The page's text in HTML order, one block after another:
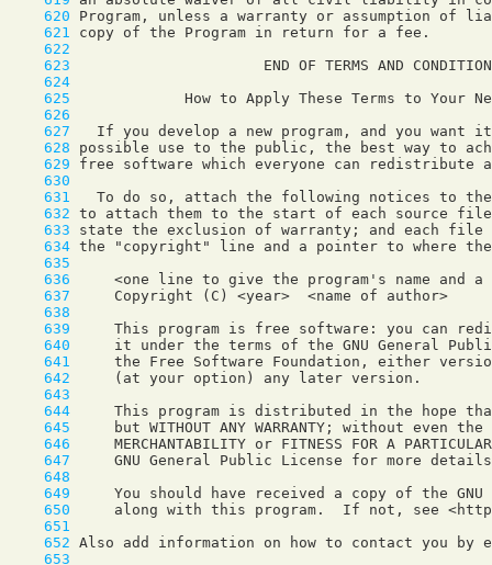
    620
    621
    622
    623
    624
    625
    626
    627
    628
    629
    630
    631
    632
    633
    634
    635
    636
    637
    638
    639
    640
    641
    642
    643
    644
    645
    646
    647
    648
    649
    650
    651
    652
    653